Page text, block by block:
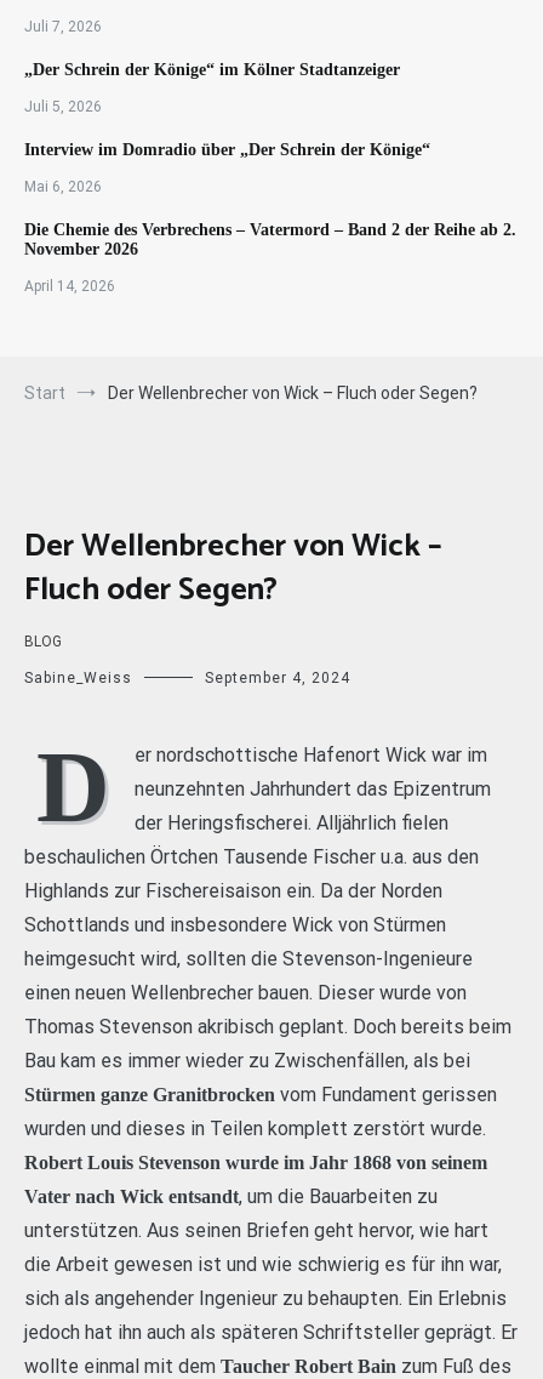
Juli 7, 2026
„Der Schrein der Könige“ im Kölner Stadtanzeiger
Juli 5, 2026
Interview im Domradio über „Der Schrein der Könige“
Mai 6, 2026
Die Chemie des Verbrechens – Vatermord – Band 2 der Reihe ab 2.
November 2026
April 14, 2026
Start Der Wellenbrecher von Wick – Fluch oder Segen?
Der Wellenbrecher von Wick –
Fluch oder Segen?
BLOG
Sabine_Weiss September 4, 2024
D
er nordschottische Hafenort Wick war im
neunzehnten Jahrhundert das Epizentrum
der Heringsfischerei. Alljährlich fielen
beschaulichen Örtchen Tausende Fischer u.a. aus den
Highlands zur Fischereisaison ein. Da der Norden
Schottlands und insbesondere Wick von Stürmen
heimgesucht wird, sollten die Stevenson-Ingenieure
einen neuen Wellenbrecher bauen. Dieser wurde von
Thomas Stevenson akribisch geplant. Doch bereits beim
Bau kam es immer wieder zu Zwischenfällen, als bei
Stürmen ganze Granitbrocken vom Fundament gerissen
wurden und dieses in Teilen komplett zerstört wurde.
Robert Louis Stevenson wurde im Jahr 1868 von seinem
Vater nach Wick entsandt, um die Bauarbeiten zu
unterstützen. Aus seinen Briefen geht hervor, wie hart
die Arbeit gewesen ist und wie schwierig es für ihn war,
sich als angehender Ingenieur zu behaupten. Ein Erlebnis
jedoch hat ihn auch als späteren Schriftsteller geprägt. Er
wollte einmal mit dem Taucher Robert Bain zum Fuß des